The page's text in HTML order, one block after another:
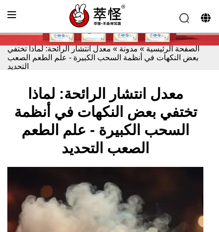
الصفحة الرئيسية » مدونة » معدل انتشار الرائحة: لماذا تختفي
بعض النكهات في أنظمة السحب الكبيرة - علم الطعم الصعب
التحديد
معدل انتشار الرائحة: لماذا
تختفي بعض النكهات في أنظمة
السحب الكبيرة - علم الطعم
الصعب التحديد